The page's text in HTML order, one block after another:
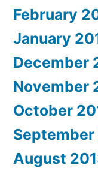
February
January
December
November
October
September
August